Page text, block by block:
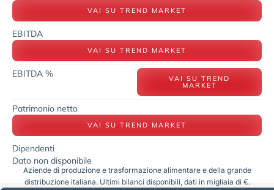
VAI SU TREND MARKET
EBITDA
VAI SU TREND MARKET
EBITDA % VAI SU TREND
MARKET
Patrimonio netto
VAI SU TREND MARKET
Dipendenti
Dato non disponibile
Aziende di produzione e trasformazione alimentare e della grande
distribuzione italiana. Ultimi bilanci disponibili, dati in migliaia di €.